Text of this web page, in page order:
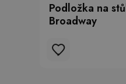
Podložka na
Broadway